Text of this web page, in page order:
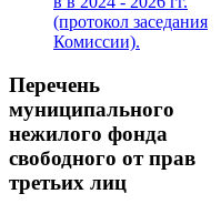
(протокол заседания
Комиссии).
Перечень
муниципального
нежилого фонда
свободного от прав
третьих лиц